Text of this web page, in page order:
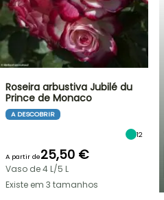
Roseira arbustiva Jubilé du
Prince de Monaco
A DESCOBRIR
12
A partir de25,50 €
Vaso de 4 L/5 L
Existe em 3 tamanhos